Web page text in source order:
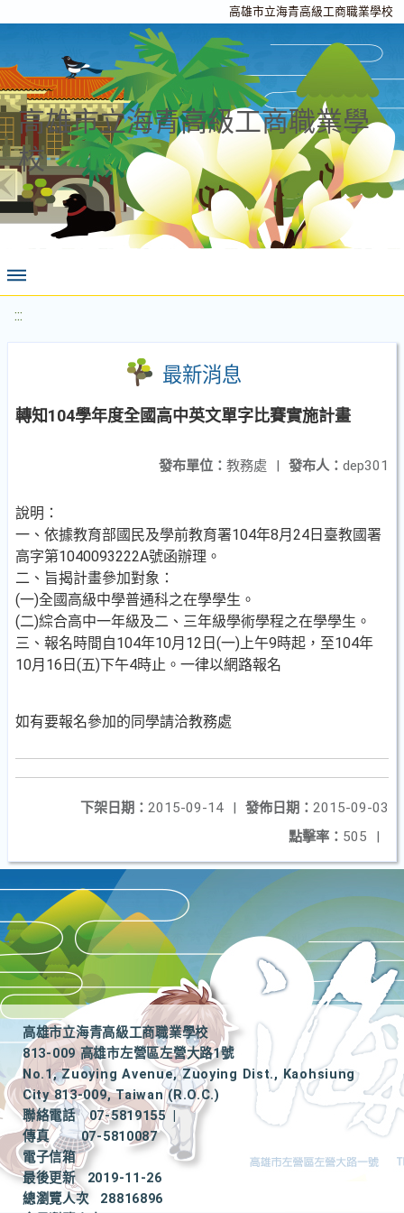
高雄市立海青高級工商職業學校
高雄市立海青高級工商職業學
校
:::
最新消息
轉知104學年度全國高中英文單字比賽實施計畫
發布人： dep301
發布單位： 教務處 |
說明：
一、依據教育部國民及學前教育署104年8月24日臺教國署
高字第1040093222A號函辦理。
二、旨揭計畫參加對象：
(一)全國高級中學普通科之在學學生。
(二)綜合高中一年級及二、三年級學術學程之在學學生。
三、報名時間自104年10月12日(一)上午9時起，至104年
10月16日(五)下午4時止。一律以網路報名
如有要報名參加的同學請洽教務處
發佈日期： 2015-09-03
下架日期： 2015-09-14
|
點擊率： 505 |
高雄市立海青高級工商職業學校
813-009 高雄市左營區左營大路1號
No.1, Zuoying Avenue, Zuoying Dist., Kaohsiung
City 813-009, Taiwan (R.O.C.)
聯絡電話
07-5819155
|
傳真
07-5810087
電子信箱
最後更新
2019-11-26
總瀏覽人次
28816896